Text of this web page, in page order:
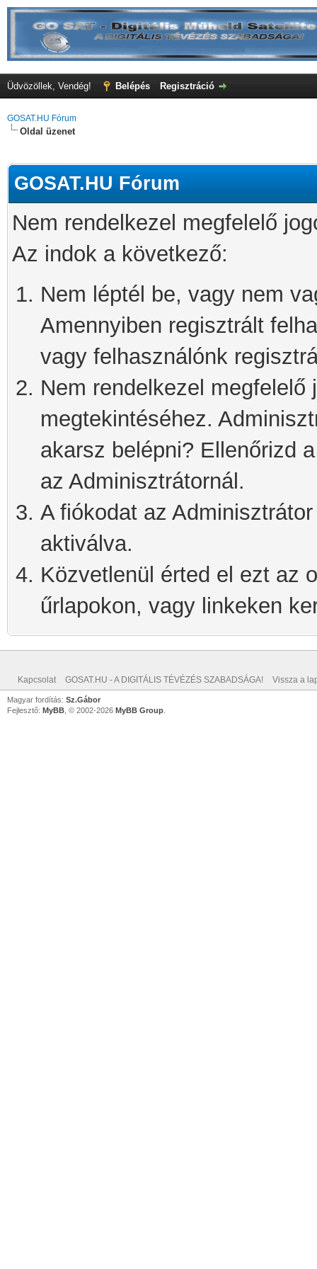
Üdvözöllek, Vendég! Belépés Regisztráció
GOSAT.HU Fórum
Oldal üzenet
GOSAT.HU Fórum
Nem rendelkezel megfelelő
Az indok a következő:
Nem léptél be, vagy nem
Amennyiben regisztrált
vagy felhasználónk
Nem rendelkezel megfelelő
megtekintéséhez.
akarsz belépni? Ellenőrizd
az Adminisztrátornál.
A fiókodat az
aktiválva.
Közvetlenül érted el ezt az
űrlapokon, vagy linkeken
Kapcsolat GOSAT.HU - A DIGITÁLIS TÉVÉZÉS SZABADSÁGA! Vissza a
Magyar fordítás: Sz.Gábor
Fejlesztő: MyBB , © 2002-2026 MyBB Group